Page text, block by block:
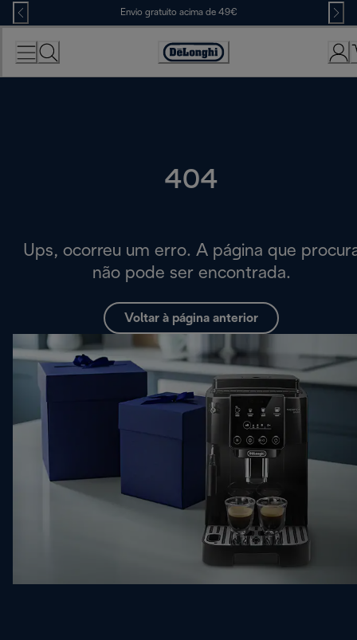
Skip
to
Content
Envio gratuito acima de 49€
Accessibility
Statement
404
Ups, ocorreu um erro. A página que
não pode ser encontrada.
Voltar à página anterior